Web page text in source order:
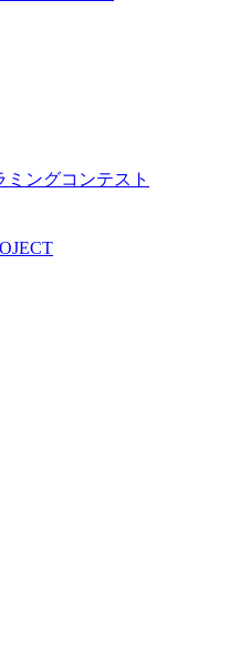
ングコンテスト